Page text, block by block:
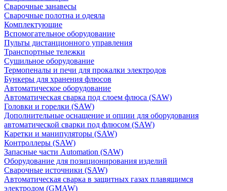
Сварочные занавесы
Сварочные полотна и одеяла
Комплектующие
Вспомогательное оборудование
Пульты дистанционного управления
Транспортные тележки
Сушильное оборудование
Термопеналы и печи для прокалки электродов
Бункеры для хранения флюсов
Автоматическое оборудование
Автоматическая сварка под слоем флюса (SAW)
Головки и горелки (SAW)
Дополнительные оснащение и опции для оборудования
автоматической сварки под флюсом (SAW)
Каретки и манипуляторы (SAW)
Контроллеры (SAW)
Запасные части Automation (SAW)
Оборудование для позиционирования изделий
Сварочные источники (SAW)
Автоматическая сварка в защитных газах плавящимся
электродом (GMAW)